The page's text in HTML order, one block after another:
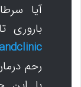
آیا
باروری
رحم